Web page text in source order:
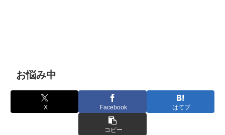
お悩み中
X Facebook はてブ
コピー